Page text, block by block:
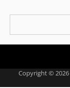
Copyright © 2026